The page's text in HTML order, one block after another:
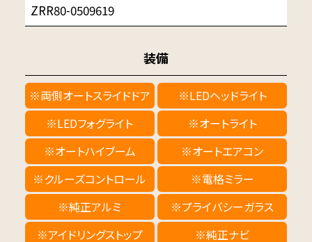
ZRR80-0509619
装備
※両側オートスライドドア
※LEDヘッドライト
※LEDフォグライト
※オートライト
※オートハイブーム
※オートエアコン
※クルーズコントロール
※電格ミラー
※純正アルミ
※プライバシーガラス
※アイドリングストップ
※純正ナビ